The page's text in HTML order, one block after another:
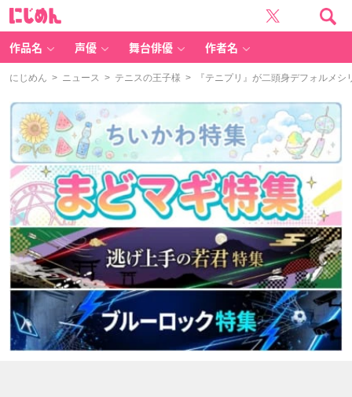
作品名 声優 舞台俳優 作者名
にじめん > ニュース > テニスの王子様 > 『テニプリ』が二頭身デフォルメシ